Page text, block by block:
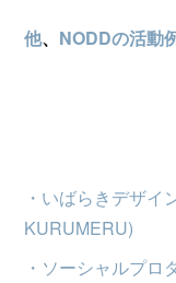
他、 NODDの活動
・いばらきデザイ
KURUMERU)
・ソーシャルプロ